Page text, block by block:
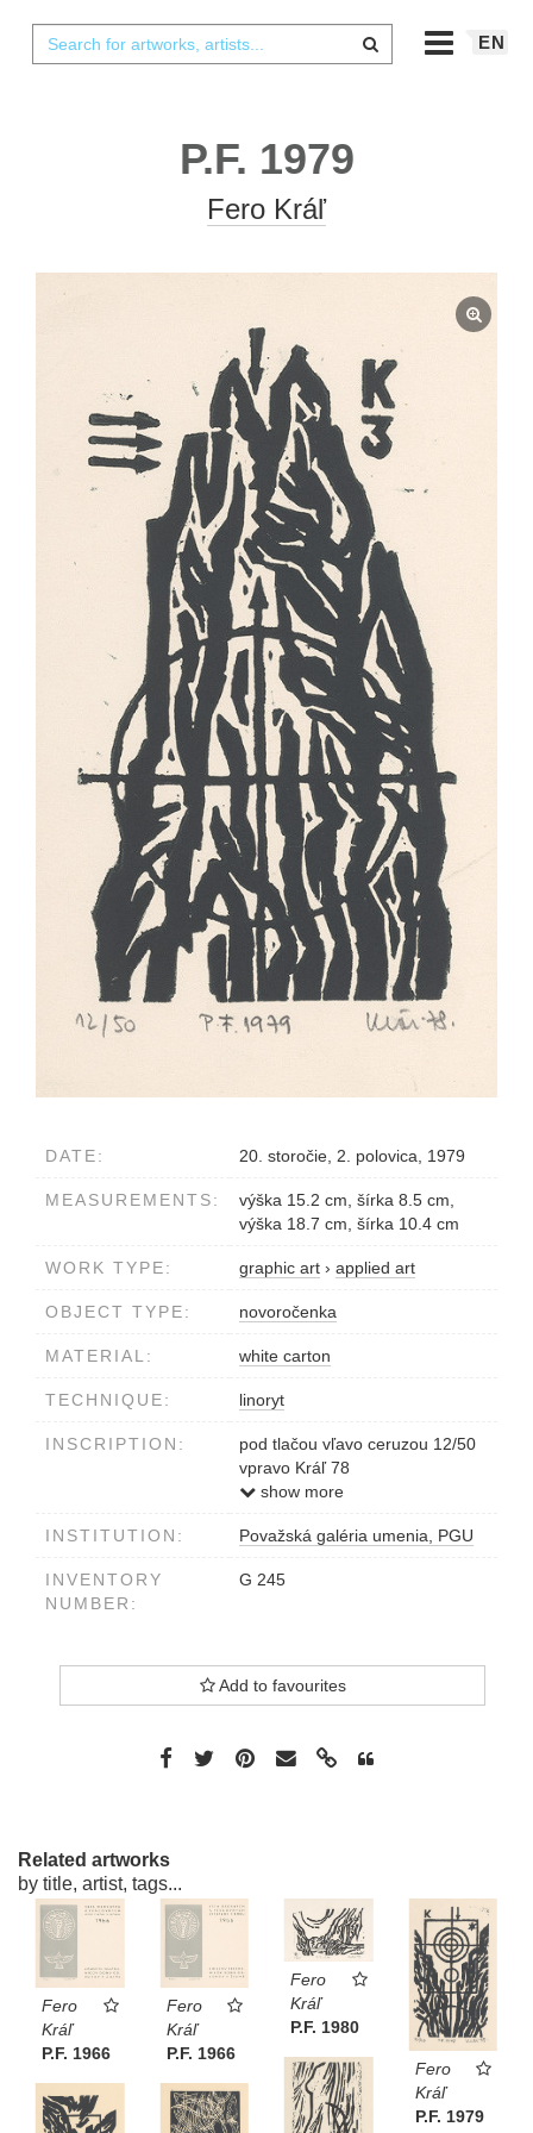
EN
P.F. 1979
Fero Kráľ
DATE: 20. storočie, 2. polovica, 1979
MEASUREMENTS:
výška 15.2 cm, šírka 8.5 cm,
výška 18.7 cm, šírka 10.4 cm
WORK TYPE: graphic art › applied art
OBJECT TYPE: novoročenka
MATERIAL: white carton
TECHNIQUE: linoryt
INSCRIPTION:
pod tlačou vľavo ceruzou 12/50
vpravo Kráľ 78
v strede P.F.1979
show more
INSTITUTION: Považská galéria umenia, PGU
INVENTORY
NUMBER:
G 245
Add to favourites
Related artworks
by title, artist, tags...
Fero
Kráľ
P.F. 1966
Fero
Kráľ
P.F. 1966
Fero
Kráľ
P.F. 1980
Fero
Kráľ
P.F. 1979